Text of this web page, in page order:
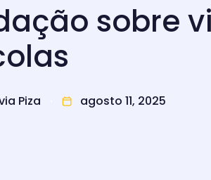
sobre
Piza agosto 11, 2025